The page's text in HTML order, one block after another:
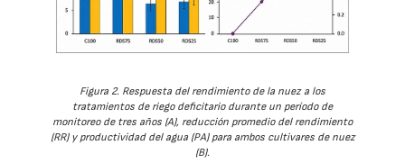
Figura 2. Respuesta del rendimiento de la nuez a los
tratamientos de riego deficitario durante un período de
monitoreo de tres años (A), reducción promedio del rendimiento
(RR) y productividad del agua (PA) para ambos cultivares de nuez
(B).